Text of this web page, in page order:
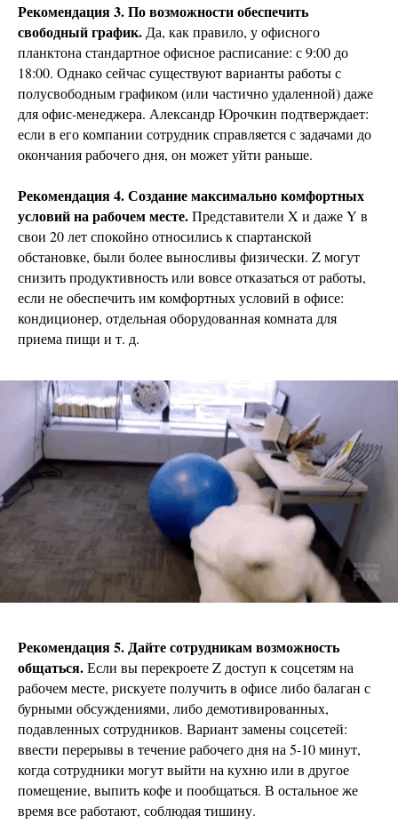
Рекомендация 3. По возможности обеспечить
свободный график. Да, как правило, у офисного
планктона стандартное офисное расписание: с 9:00 до
18:00. Однако сейчас существуют варианты работы с
полусвободным графиком (или частично удаленной) даже
для офис-менеджера. Александр Юрочкин подтверждает:
если в его компании сотрудник справляется с задачами до
окончания рабочего дня, он может уйти раньше.
Рекомендация 4. Создание максимально комфортных
условий на рабочем месте.Представители X и даже Y в
свои 20 лет спокойно относились к спартанской
обстановке, были более выносливы физически. Z могут
снизить продуктивность или вовсе отказаться от работы,
если не обеспечить им комфортных условий в офисе:
кондиционер, отдельная оборудованная комната для
приема пищи и т. д.
Рекомендация 5. Дайте сотрудникам возможность
общаться.Если вы перекроете Z доступ к соцсетям на
рабочем месте, рискуете получить в офисе либо балаган с
бурными обсуждениями, либо демотивированных,
подавленных сотрудников. Вариант замены соцсетей:
ввести перерывы в течение рабочего дня на 5-10 минут,
когда сотрудники могут выйти на кухню или в другое
помещение, выпить кофе и пообщаться. В остальное же
время все работают, соблюдая тишину.